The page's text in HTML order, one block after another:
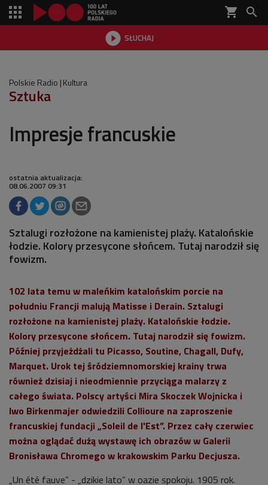
shopping_cart 
 SŁUCHAJ

Polskie Radio Kultura
Sztuka
Impresje francuskie
ostatnia aktualizacja:
08.06.2007 09:31
Sztalugi rozłożone na kamienistej plaży. Katalońskie
łodzie. Kolory przesycone słońcem. Tutaj narodził się
fowizm.
102 lata temu w maleńkim katalońskim porcie na
południu Francji malują Matisse i Derain. Sztalugi
rozłożone na kamienistej plaży. Katalońskie łodzie.
Kolory przesycone słońcem. Tutaj narodził się fowizm.
Później przyjeżdżali tu Picasso, Soutine, Chagall, Dufy,
Marquet. Urok tej śródziemnomorskiej krainy trwa
również dzisiaj i nieodmiennie przyciąga malarzy z
całego świata. Polscy artyści Mira Skoczek Wojnicka i
Iwo Birkenmajer odwiedzili Collioure na zaproszenie
francuskiej fundacji „Soleil de l'Est”. Przez cały czerwiec
można oglądać dużą wystawę ich obrazów w Galerii
Bronisława Chromego w krakowskim Parku Decjusza.
„Un été fauve” - „dzikie lato” w oazie spokoju. 1905 rok.